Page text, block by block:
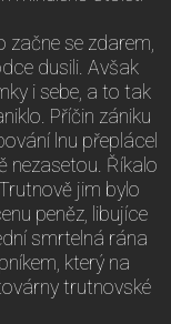
se zdarem,
dusili. Avšak
i sebe, a to tak
Příčin zániku
lnu přeplácel
nezasetou. Říkalo
jim bylo
peněz, libujíce
smrtelná rána
který na
trutnovské